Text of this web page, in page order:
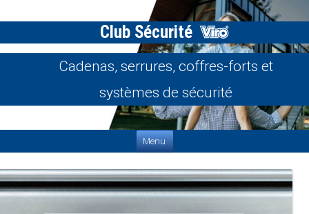
Club Sécurité
Cadenas, serrures, coffres-forts et
systèmes de sécurité
Menu